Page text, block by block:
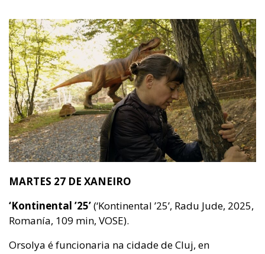
MARTES 27 DE XANEIRO
‘Kontinental ’25’(‘Kontinental ’25’, Radu Jude, 2025,
Romanía, 109 min, VOSE).
Orsolya é funcionaria na cidade de Cluj, en